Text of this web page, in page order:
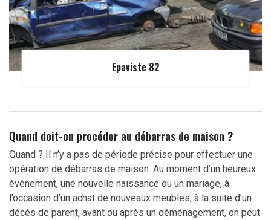
Epaviste 82
Quand doit-on procéder au débarras de maison ?
Quand ? Il n’y a pas de période précise pour effectuer une
opération de débarras de maison. Au moment d’un heureux
évènement, une nouvelle naissance ou un mariage, à
l’occasion d’un achat de nouveaux meubles, à la suite d’un
décès de parent, avant ou après un déménagement, on peut